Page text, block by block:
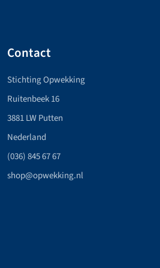
Contact
Stichting Opwekking
Ruitenbeek 16
3881 LW Putten
Nederland
(036) 845 67 67
shop@opwekking.nl